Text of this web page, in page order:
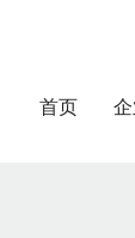
首页